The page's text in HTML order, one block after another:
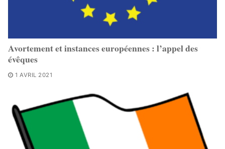
Avortement et instances européennes : l’appel des
évêques
1 AVRIL 2021